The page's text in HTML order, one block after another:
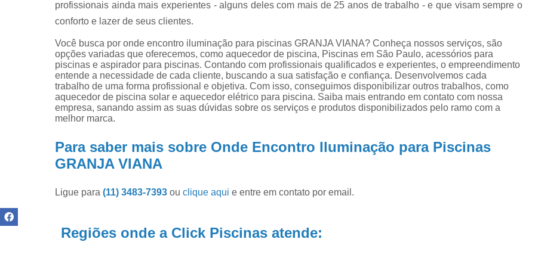
Produtos para
piscinas
Reparo de
filtros de
piscina
Aquecedor para Piscinas
Bombas para
Equipamentos para Aspirar Piscina
Equipamentos para Piscina
Equipamentos para Piscina de
Equipamentos para Piscinas
Filtro de Poliéster para Piscina
Filtro
Filtro para Piscina Pequena
profissionais ainda mais experientes - alguns deles com mais de 25 anos de trabalho - e que visam sempre o
conforto e lazer de seus clientes.
Você busca por onde encontro iluminação para piscinas GRANJA VIANA? Conheça nossos serviços, são
opções variadas que oferecemos, como aquecedor de piscina, Piscinas em São Paulo, acessórios para
piscinas e aspirador para piscinas. Contando com profissionais qualificados e experientes, o empreendimento
entende a necessidade de cada cliente, buscando a sua satisfação e confiança. Desenvolvemos cada
trabalho de uma forma profissional e objetiva. Com isso, conseguimos disponibilizar outros trabalhos, como
aquecedor de piscina solar e aquecedor elétrico para piscina. Saiba mais entrando em contato com nossa
empresa, sanando assim as suas dúvidas sobre os serviços e produtos disponibilizados pelo ramo com a
melhor marca.
Para saber mais sobre Onde Encontro Iluminação para Piscinas
GRANJA VIANA
Ligue para (11) 3483-7393 ou clique aqui e entre em contato por email.
Regiões onde a Click Piscinas atende: